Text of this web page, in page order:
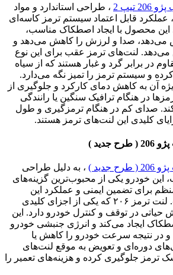
2
، طراحی استاندارد و مواد
عملکرد قابل اعتماد سیستم ترمز کاسه‌ای
محصول با ایجاد اصطکاک مناسب،
می‌دهد، صدا و لرزش را کاهش می‌دهد و
می‌دهد. لنت‌های ترمز عقب برای این نوع
در برابر گرد و غبار هستند که از سیاه
و سیستم ترمز را تمیز نگه می‌دارد.
آن به کاهش دمای کارکرد و جلوگیری از
در هنگام ترافیک سنگین یا رانندگی
صدای کم در هنگام ترمزگیری و طول
کلیدی این لنت‌های ترمز هستند.
)
)
، به دلیل طراحی
این خودرو یکی از محبوب‌ترین گزینه‌های
برای تضمین ایمنی و عملکرد این
خودرو بسیار مهم است. لنت ترمز ۲۰۶ که یکی از اجزای کلیدی
در توقف و کنترل خودرو دارد. این
ایجاد می‌کند و انرژی جنبشی خودرو
و در نتیجه سرعت خودرو را کاهش یا
دوره‌ای و تعویض به موقع لنت‌های
ترمز جلوگیری کرده و هزینه‌های تعمیر را